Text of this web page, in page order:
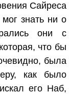
Сайреса
знать ни о
они с
что бы
была
как было
его Наб,